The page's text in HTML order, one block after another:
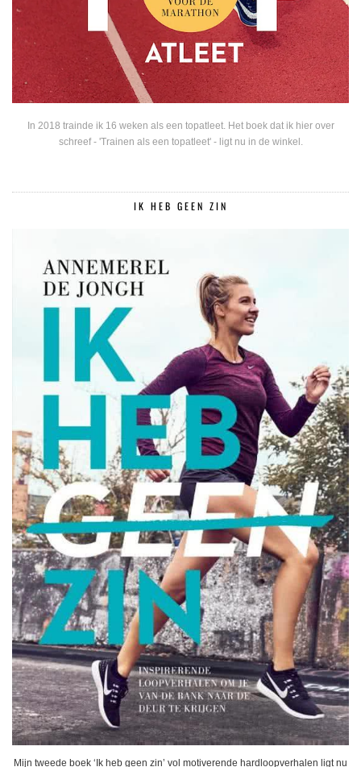
In 2018 trainde ik 16 weken als een topatleet. Het boek dat ik hier over
schreef - 'Trainen als een topatleet' - ligt nu in de winkel.
IK HEB GEEN ZIN
Mijn tweede boek ‘Ik heb geen zin’ vol motiverende hardloopverhalen ligt nu